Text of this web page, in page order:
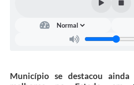
Arquivos para Download
Contas Públicas
Município se destacou